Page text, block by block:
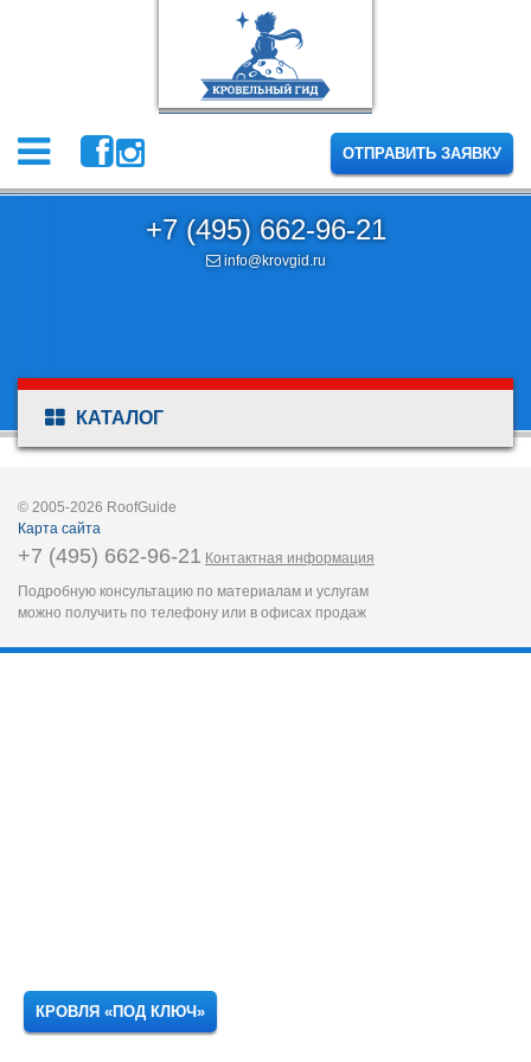
ОТПРАВИТЬ ЗАЯВКУ
+7 (495) 662-96-21
info@krovgid.ru
КАТАЛОГ
© 2005-2026 RoofGuide
Карта сайта
+7 (495) 662-96-21 Контактная информация
Подробную консультацию по материалам и услугам
можно получить по телефону или в офисах продаж
КРОВЛЯ «ПОД КЛЮЧ»